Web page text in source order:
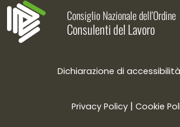
Consiglio Nazionale dell'Ordine
Consulenti del Lavoro
Dichiarazione di accessibilità
Privacy Policy | Cookie